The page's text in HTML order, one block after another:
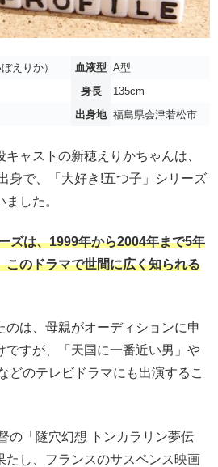
えりか） 血液型 A型
身長
135cm
出身地 福島県会津若松市
ャストの新穂えりかちゃんは、
身で、「大好き!五つ子」シリーズ
した。
ズは、1999年から2004年まで5年
このドラマで世間に広く知られる
のは、母親がオーディションに申
ですが、「天国に一番近い男」や
どのテレビドラマにも出演するこ
の「隧穴幻想 トンカラリン夢伝
たし、フランスのサスペンス映画